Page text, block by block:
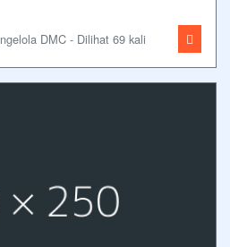
DMC - Dilihat 69 kali